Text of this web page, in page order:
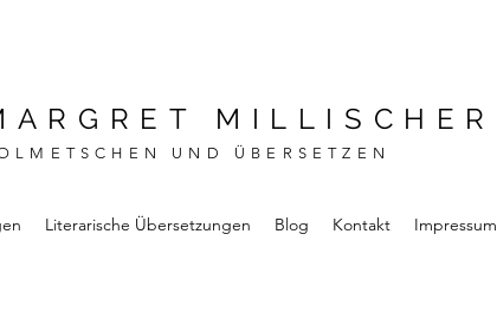
MILLISCHER
UND ÜBERSETZEN
Literarische Übersetzungen Blog Kontakt Impressum